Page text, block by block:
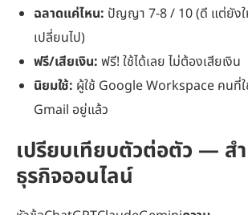
ฉลาดแค่ไหน: ปัญญา 7-8 / 10 (ดี แต่ยังใ
เปลี่ยนไป)
ฟรี/เสียเงิน: ฟรี! ใช้ได้เลย ไม่ต้องเสียเงิน
นิยมใช้: ผู้ใช้ Google Workspace คนที่
Gmail อยู่แล้ว
เปรียบเทียบตัวต่อตัว — ส
ธุรกิจออนไลน์